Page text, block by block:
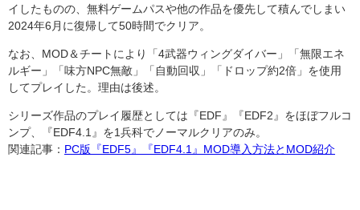
イしたものの、無料ゲームパスや他の作品を優先して積んでしまい
2024年6月に復帰して50時間でクリア。
なお、MOD＆チートにより「4武器ウィングダイバー」「無限エネ
ルギー」「味方NPC無敵」「自動回収」「ドロップ約2倍」を使用
してプレイした。理由は後述。
シリーズ作品のプレイ履歴としては『EDF』『EDF2』をほぼフルコ
ンプ、『EDF4.1』を1兵科でノーマルクリアのみ。
関連記事： PC版『EDF5』『EDF4.1』MOD導入方法とMOD紹介